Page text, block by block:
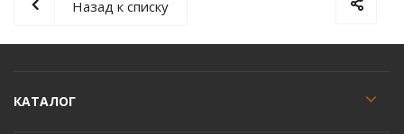
Назад к списку
КАТАЛОГ